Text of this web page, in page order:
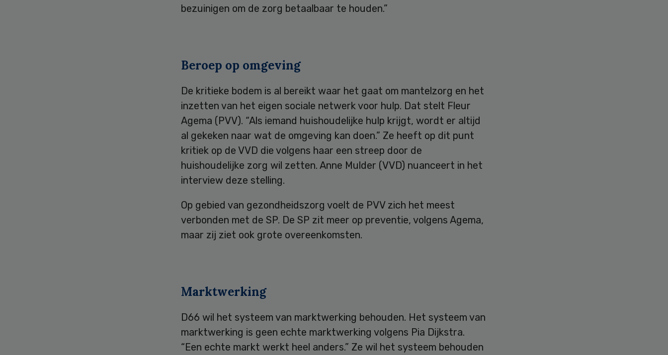
bezuinigen om de zorg betaalbaar te houden.”
Beroep op omgeving
De kritieke bodem is al bereikt waar het gaat om mantelzorg en het
inzetten van het eigen sociale netwerk voor hulp. Dat stelt Fleur
Agema (PVV). “Als iemand huishoudelijke hulp krijgt, wordt er altijd
al gekeken naar wat de omgeving kan doen.” Ze heeft op dit punt
kritiek op de VVD die volgens haar een streep door de
huishoudelijke zorg wil zetten. Anne Mulder (VVD) nuanceert in het
interview deze stelling.
Op gebied van gezondheidszorg voelt de PVV zich het meest
verbonden met de SP. De SP zit meer op preventie, volgens Agema,
maar zij ziet ook grote overeenkomsten.
Marktwerking
D66 wil het systeem van marktwerking behouden. Het systeem van
marktwerking is geen echte marktwerking volgens Pia Dijkstra.
“Een echte markt werkt heel anders.” Ze wil het systeem behouden